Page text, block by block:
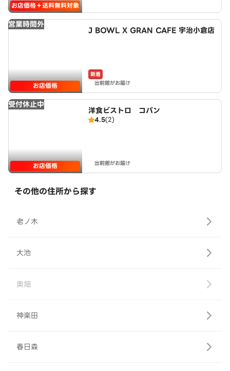
お店価格＋送料無料対象
営業時間外
お店価格
J BOWL X GRAN CAFE 宇治小倉店
新着
出前館がお届け
受付休止中
お店価格
洋食ビストロ コパン
4.5(2)
出前館がお届け
その他の住所から探す
老ノ木
大池
奥畑
神楽田
春日森